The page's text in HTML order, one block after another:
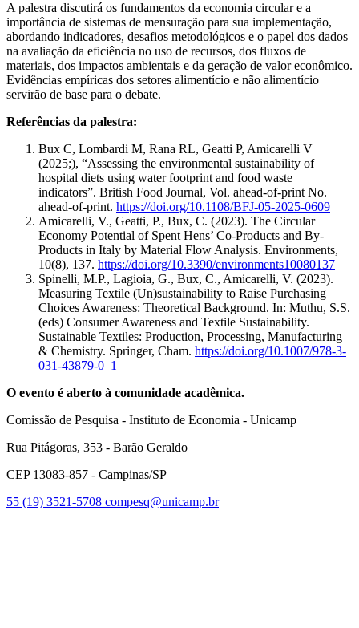
A palestra discutirá os fundamentos da economia circular e a
importância de sistemas de mensuração para sua implementação,
abordando indicadores, desafios metodológicos e o papel dos dados
na avaliação da eficiência no uso de recursos, dos fluxos de
materiais, dos impactos ambientais e da geração de valor econômico.
Evidências empíricas dos setores alimentício e não alimentício
servirão de base para o debate.
Referências da palestra:
Bux C, Lombardi M, Rana RL, Geatti P, Amicarelli V
(2025;), “Assessing the environmental sustainability of
hospital diets using water footprint and food waste
indicators”. British Food Journal, Vol. ahead-of-print No.
ahead-of-print. https://doi.org/10.1108/BFJ-05-2025-0609
Amicarelli, V., Geatti, P., Bux, C. (2023). The Circular
Economy Potential of Spent Hens’ Co-Products and By-
Products in Italy by Material Flow Analysis. Environments,
10(8), 137. https://doi.org/10.3390/environments10080137
Spinelli, M.P., Lagioia, G., Bux, C., Amicarelli, V. (2023).
Measuring Textile (Un)sustainability to Raise Purchasing
Choices Awareness: Theoretical Background. In: Muthu, S.S.
(eds) Consumer Awareness and Textile Sustainability.
Sustainable Textiles: Production, Processing, Manufacturing
& Chemistry. Springer, Cham. https://doi.org/10.1007/978-3-
031-43879-0_1
O evento é aberto à comunidade acadêmica.
Comissão de Pesquisa - Instituto de Economia - Unicamp
Rua Pitágoras, 353 - Barão Geraldo
CEP 13083-857 - Campinas/SP
55 (19) 3521-5708 compesq@unicamp.br